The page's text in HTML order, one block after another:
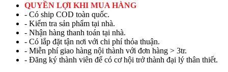
QUYỀN LỢI KHI MUA HÀNG
- Có ship COD toàn quốc.
- Kiểm tra sản phẩm tại nhà.
- Nhận hàng thanh toán tại nhà.
- Có lắp đặt tận nơi với chi phí thỏa thuận.
- Miễn phí giao hàng nội thành với đơn hàng > 3tr.
- Đăng ký thành viên để có cơ hội trở thành đại lý thân thiết.